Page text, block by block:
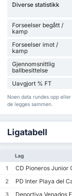
Diverse statistikk
Forseelser begått /
kamp
Forseelser imot /
kamp
Gjennomsnittlig
ballbesittelse
Uavgjort % FT
Noen data rundes opp
de legges sammen.
Ligatabell
Lag
1 CD Pioneros Junior
2
PD Inter Playa del
3
Deportiva Venados